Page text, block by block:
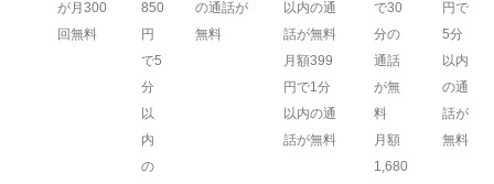
が月300
回無料
850
円
で5
分
以
内
の
の通話が
無料
以内の通
話が無料
月額399
円で1分
以内の通
話が無料
で30
分の
通話
が無
料
月額
1,680
円で
5分
以内
の通
話が
無料